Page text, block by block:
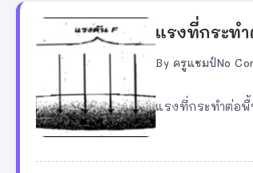
แรงที่กระท
By ครูแชมป์No
แรงที่กระทำต่อ